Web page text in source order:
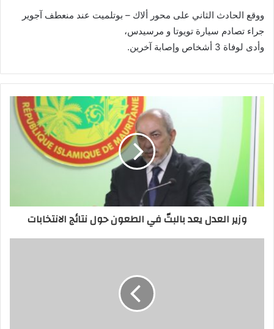
ووقع الحادث الثاني على محور ألاك – بوتلميت عند منعطف آجوير
جراء تصادم سيارة تويوتا و مرسيدس،
وأدى لوفاة 3 أشخاص وإصابة آخرين.
وزير العدل يعد بالبتّ في الطعون حول نتائج الانتخابات